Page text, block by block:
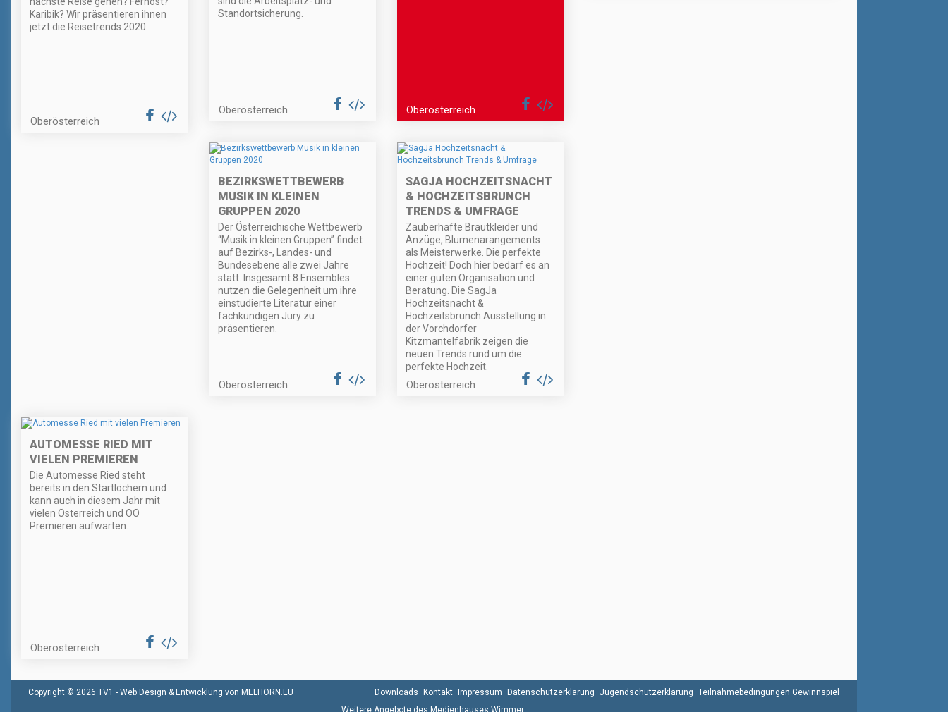
Karibik? Wir präsentieren ihnen
jetzt die Reisetrends 2020.
Oberösterreich
Standortsicherung.
Oberösterreich Oberösterreich
BEZIRKSWETTBEWERB
MUSIK IN KLEINEN
GRUPPEN 2020
Der Österreichische Wettbewerb
“Musik in kleinen Gruppen” findet
auf Bezirks-, Landes- und
Bundesebene alle zwei Jahre
statt. Insgesamt 8 Ensembles
nutzen die Gelegenheit um ihre
einstudierte Literatur einer
fachkundigen Jury zu
präsentieren.
Oberösterreich
SAGJA HOCHZEITSNACHT
& HOCHZEITSBRUNCH
TRENDS & UMFRAGE
Zauberhafte Brautkleider und
Anzüge, Blumenarangements
als Meisterwerke. Die perfekte
Hochzeit! Doch hier bedarf es an
einer guten Organisation und
Beratung. Die SagJa
Hochzeitsnacht &
Hochzeitsbrunch Ausstellung in
der Vorchdorfer
Kitzmantelfabrik zeigen die
neuen Trends rund um die
perfekte Hochzeit.
Oberösterreich
AUTOMESSE RIED MIT
VIELEN PREMIEREN
Die Automesse Ried steht
bereits in den Startlöchern und
kann auch in diesem Jahr mit
vielen Österreich und OÖ
Premieren aufwarten.
Oberösterreich
Copyright © 2026 TV1 - Web Design & Entwicklung von MELHORN.EU Downloads Kontakt Impressum Datenschutzerklärung Jugendschutzerklärung Teilnahmebedingungen Gewinnspiel
Weitere Angebote des Medienhauses Wimmer: